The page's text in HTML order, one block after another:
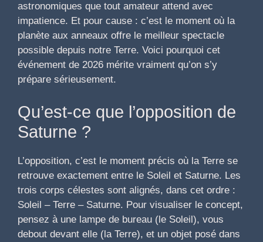
astronomiques que tout amateur attend avec
impatience. Et pour cause : c’est le moment où la
planète aux anneaux offre le meilleur spectacle
possible depuis notre Terre. Voici pourquoi cet
événement de 2026 mérite vraiment qu’on s’y
prépare sérieusement.
Qu’est-ce que l’opposition de
Saturne ?
L’opposition, c’est le moment précis où la Terre se
retrouve exactement entre le Soleil et Saturne. Les
trois corps célestes sont alignés, dans cet ordre :
Soleil – Terre – Saturne. Pour visualiser le concept,
pensez à une lampe de bureau (le Soleil), vous
debout devant elle (la Terre), et un objet posé dans